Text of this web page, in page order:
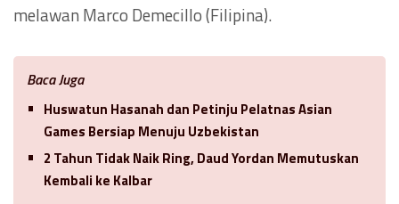
melawan Marco Demecillo (Filipina).
Baca Juga
Huswatun Hasanah dan Petinju Pelatnas Asian
Games Bersiap Menuju Uzbekistan
2 Tahun Tidak Naik Ring, Daud Yordan Memutuskan
Kembali ke Kalbar